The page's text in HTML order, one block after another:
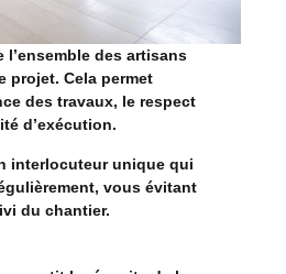
l’ensemble des artisans
projet. Cela permet
des travaux, le respect
d’exécution.
interlocuteur unique qui
vous évitant
du chantier.